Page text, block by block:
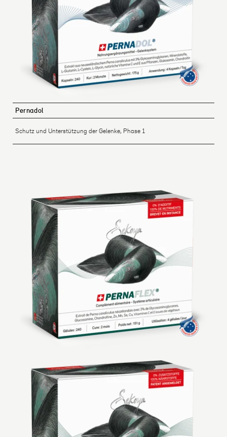
Pernadol
Schutz und Unterstützung der Gelenke, Phase 1